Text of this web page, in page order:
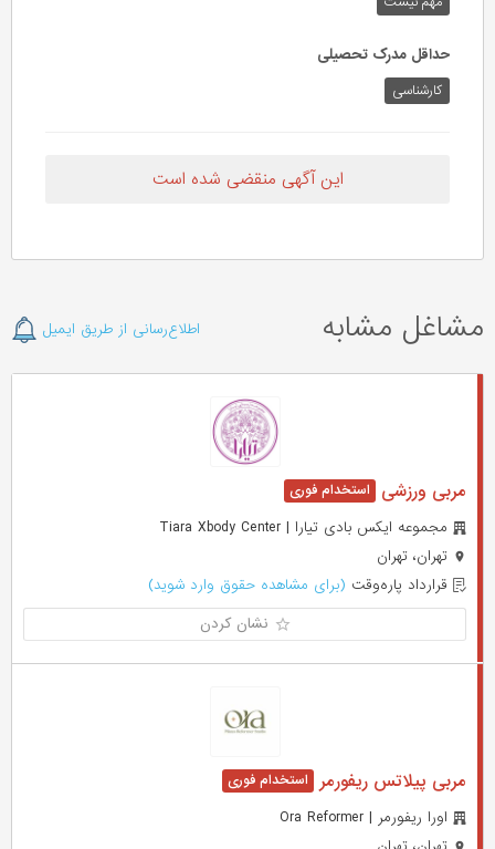
حداقل مدرک تحصیلی
کارشناسی
این آگهی منقضی شده است
مشاغل مشابه اطلاع‌رسانی از طریق ایمیل
مربی ورزشی
مجموعه ایکس بادی تیارا | Tiara Xbody Center
تهران، تهران
قرارداد پاره‌وقت (برای مشاهده حقوق وارد شوید)
نشان کردن
مربی پیلاتس ریفورمر
اورا ریفورمر | Ora Reformer